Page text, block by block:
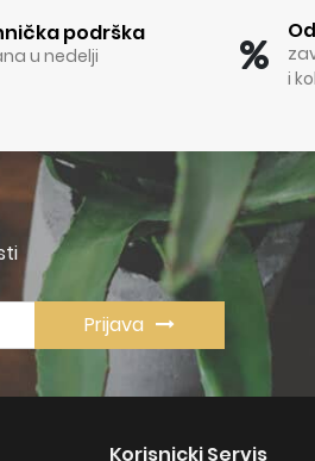
podrška
u nedelji
i
Prijava
Korisnicki Servis